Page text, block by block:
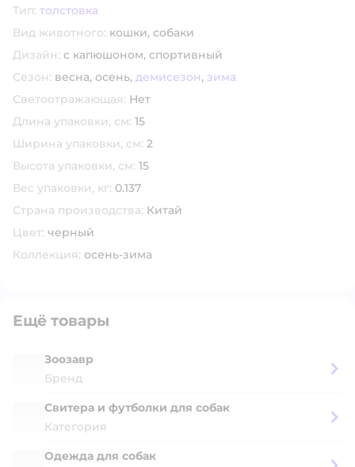
Тип: толстовка
Вид животного: кошки, собаки
Дизайн: с капюшоном, спортивный
Сезон: весна, осень, демисезон, зима
Светоотражающая: Нет
Длина упаковки, см: 15
Ширина упаковки, см: 2
Высота упаковки, см: 15
Вес упаковки, кг: 0.137
Страна производства: Китай
Цвет: черный
Коллекция: осень-зима
Ещё товары
Зоозавр
Бренд
Свитера и футболки для собак
Категория
Одежда для собак